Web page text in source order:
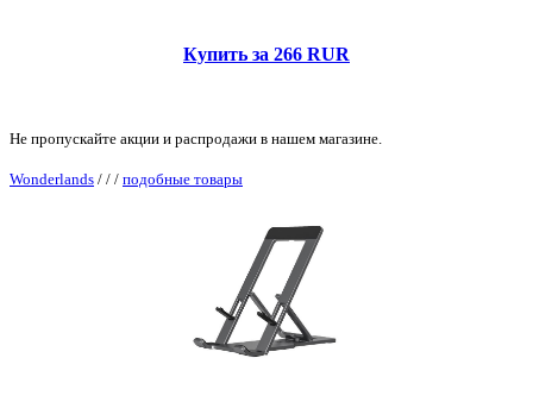
Купить за 266 RUR
Не пропускайте акции и распродажи в нашем магазине.
Wonderlands / / / подобные товары